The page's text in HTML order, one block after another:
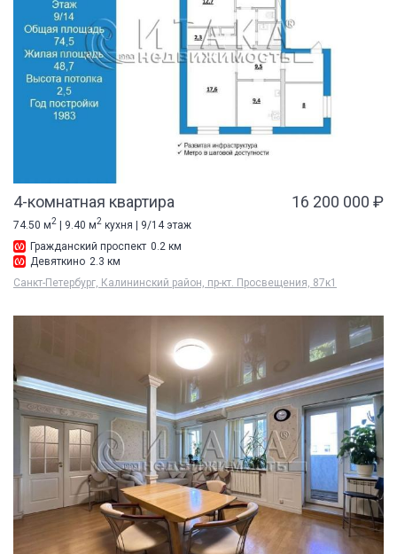
4-комнатная квартира 16 200 000 ₽
74.50 м2 | 9.40 м2 кухня | 9/14 этаж
Гражданский проспект 0.2 км
Девяткино 2.3 км
Санкт-Петербург, Калининский район, пр-кт. Просвещения, 87к1